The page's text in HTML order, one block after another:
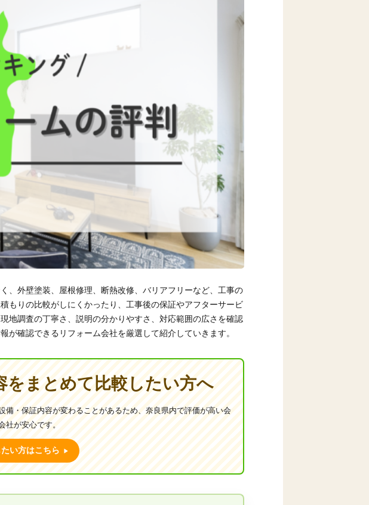
、外壁塗装、屋根修理、断熱改修、バリアフリーなど、工事の
もりの比較がしにくかったり、工事後の保証やアフターサービ
地調査の丁寧さ、説明の分かりやすさ、対応範囲の広さを確認
確認できるリフォーム会社を厳選して紹介していきます。
まとめて比較したい方へ
・保証内容が変わることがあるため、奈良県内で評価が高い会
社が安心です。
い方はこちら